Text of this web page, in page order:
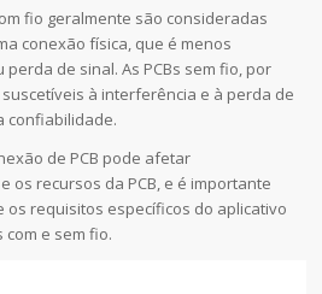
fio geralmente são consideradas
conexão física, que é menos
de sinal. As PCBs sem fio, por
à interferência e à perda de
confiabilidade.
de PCB pode afetar
os recursos da PCB, e é importante
requisitos específicos do aplicativo
e sem fio.